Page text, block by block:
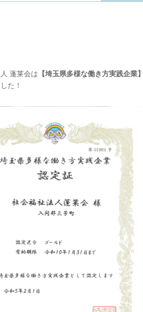
蓬莱会は 【埼玉県多様な働き方実践企業】
た！